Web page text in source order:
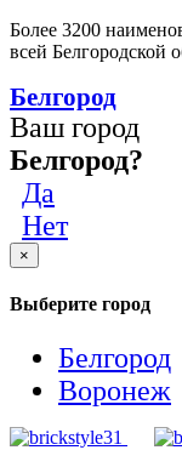
Более 3200
всей Белгородской
Белгород
Ваш город
Белгород?
Да
Нет
×
Выберите город
Белгород
Воронеж